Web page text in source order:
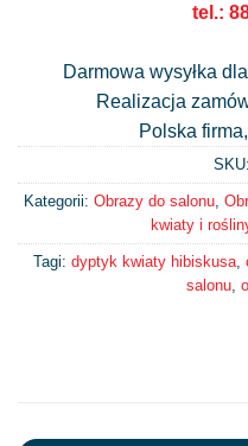
tel.:
Darmowa wysyłka
Realizacja
Polska
Kategorii: Obrazy do salonu,
kwiaty i
Tagi: dyptyk kwiaty hibiskusa,
salonu